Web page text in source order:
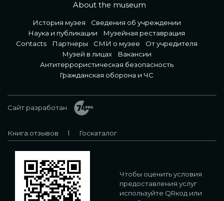
About the museum
История музея
Сведения об учреждении
Наука и публикации
Музейная реставрация
Contacts
Партнеры СМИ о музее
От учредителя
Музей в лицах
Вакансии
Антитеррористическая безопасность
Гражданская оборона и ЧС
Сайт разработан
Книга отзывов Госкаталог
Чтобы оценить условия
предоставления услуг
используйте QRкод или